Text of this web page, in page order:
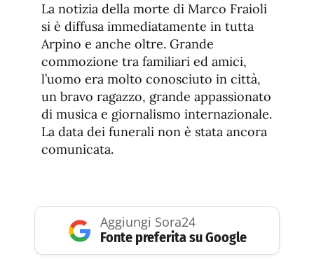
La notizia della morte di Marco Fraioli
si è diffusa immediatamente in tutta
Arpino e anche oltre. Grande
commozione tra familiari ed amici,
l’uomo era molto conosciuto in città,
un bravo ragazzo, grande appassionato
di musica e giornalismo internazionale.
La data dei funerali non è stata ancora
comunicata.
Aggiungi Sora24
Fonte preferita su Google